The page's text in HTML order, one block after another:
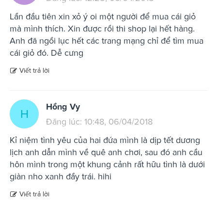
Lần đầu tiên xin xỏ ý oi một người để mua cái giỏ
mà mình thích. Xin được rồi thi shop lại hết hàng.
Anh đã ngồi lục hết các trang mạng chỉ để tìm mua
cái giỏ đó. Dễ cưng
Viết trả lời
H
Hồng Vy
Đăng lúc: 10:48, 06/04/2018
Kỉ niệm tình yêu của hai đứa mình là dịp tết dương
lịch anh dẫn mình về quê anh chơi, sau đó anh cầu
hôn mình trong một khung cảnh rất hữu tình là dưới
giàn nho xanh đầy trái. hihi
Viết trả lời